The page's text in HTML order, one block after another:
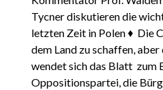
Tycner diskutieren die
letzten Zeit in Polen ♦ Die
dem Land zu schaffen,
wendet sich das Blatt zum
Oppositionspartei, die